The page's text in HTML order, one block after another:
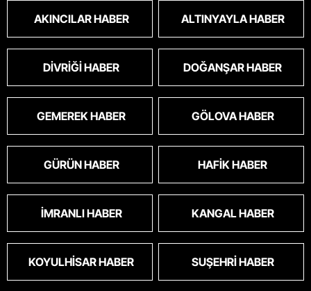
AKINCILAR HABER ALTINYAYLA HABER
DIVRIĞI HABER DOĞANŞAR HABER
GEMEREK HABER GÖLOVA HABER
GÜRÜN HABER HAFIK HABER
İMRANLI HABER KANGAL HABER
KOYULHISAR HABER SUŞEHRI HABER